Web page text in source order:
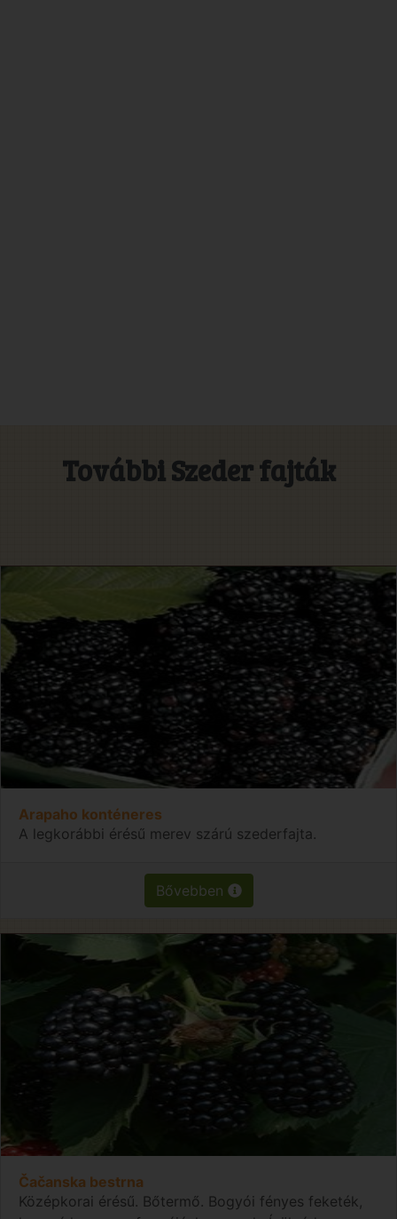
További Szeder fajták
Arapaho konténeres
A legkorábbi érésű merev szárú szederfajta.
Bővebben
Čačanska bestrna
Középkorai érésű. Bőtermő. Bogyói fényes feketék,